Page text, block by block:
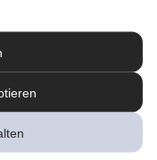
sichern Sie
unsere